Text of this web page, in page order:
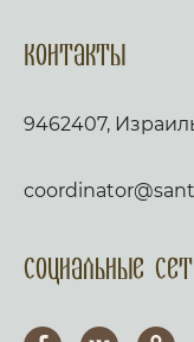
Контакты
9462407,
Социальные